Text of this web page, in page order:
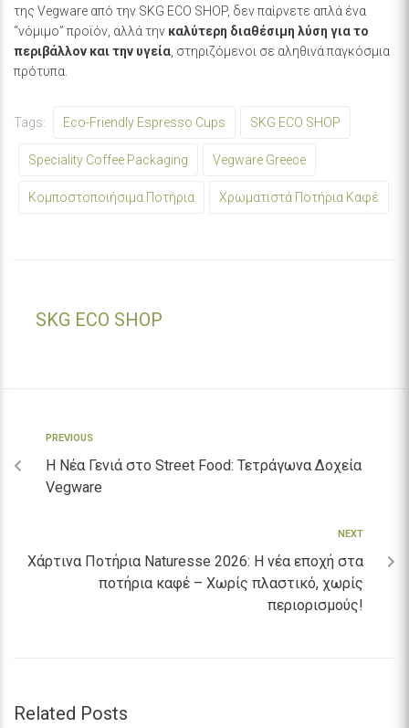
της Vegware από την SKG ECO SHOP, δεν παίρνετε απλά ένα
“νόμιμο” προϊόν, αλλά την καλύτερη διαθέσιμη λύση για το
περιβάλλον και την υγεία , στηριζόμενοι σε αληθινά παγκόσμια
πρότυπα.
Tags: Eco-Friendly Espresso Cups SKG ECO SHOP
Speciality Coffee Packaging Vegware Greece
Κομποστοποιήσιμα Ποτήρια Χρωματιστά Ποτήρια Καφέ
SKG ECO SHOP
PREVIOUS
Η Νέα Γενιά στο Street Food: Τετράγωνα Δοχεία
Vegware
NEXT
Χάρτινα Ποτήρια Naturesse 2026: Η νέα εποχή στα
ποτήρια καφέ – Χωρίς πλαστικό, χωρίς
περιορισμούς!
Related Posts